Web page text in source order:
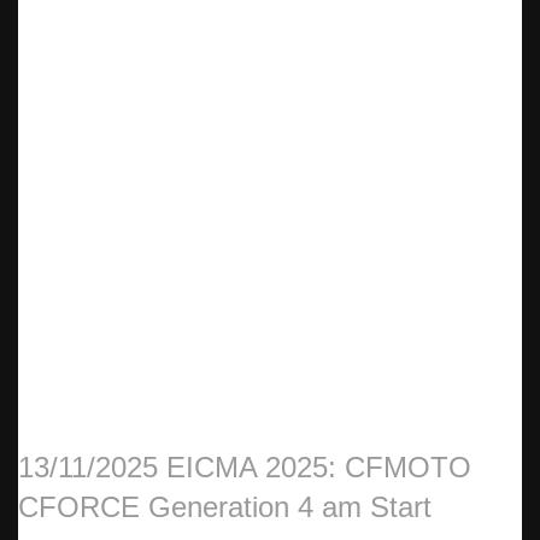
13/11/2025 EICMA 2025: CFMOTO
CFORCE Generation 4 am Start